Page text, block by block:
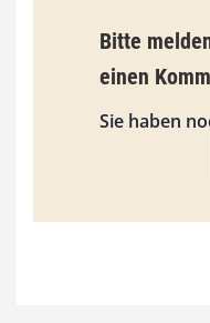
Bitte
einen
Sie haben